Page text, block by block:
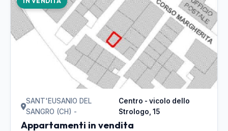
SANT'EUSANIO DEL
SANGRO (CH) -
Centro - vicolo dello
Strologo, 15
Appartamenti in vendita